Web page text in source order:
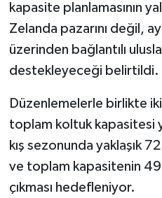
kapasite planlamasının
Zelanda pazarını değil,
üzerinden bağlantılı
destekleyeceği belirtildi.
Düzenlemelerle birlikte
toplam koltuk kapasitesi
kış sezonunda yaklaşık
ve toplam kapasitenin
çıkması hedefleniyor.